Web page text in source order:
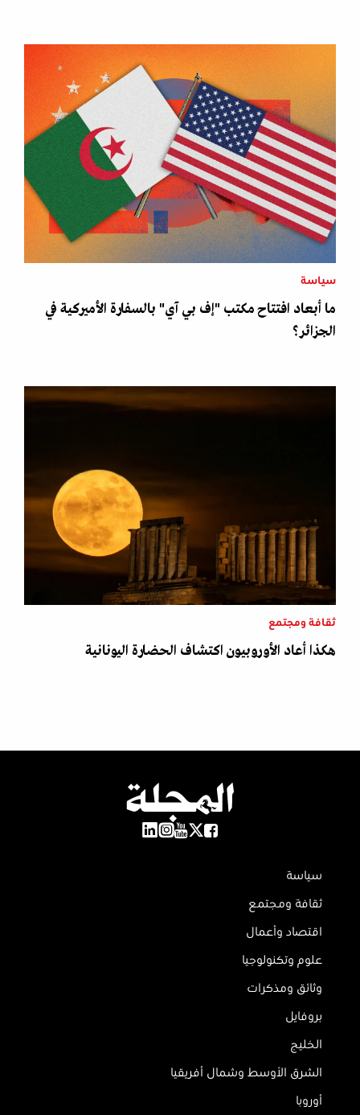
سياسة
ما أبعاد افتتاح مكتب "إف بي آي" بالسفارة الأميركية في
الجزائر؟
ثقافة ومجتمع
هكذا أعاد الأوروبيون اكتشاف الحضارة اليونانية
سياسة
ثقافة ومجتمع
اقتصاد وأعمال
علوم وتكنولوجيا
وثائق ومذكرات
بروفايل
الخليج
الشرق الأوسط وشمال أفريقيا
أوروبا